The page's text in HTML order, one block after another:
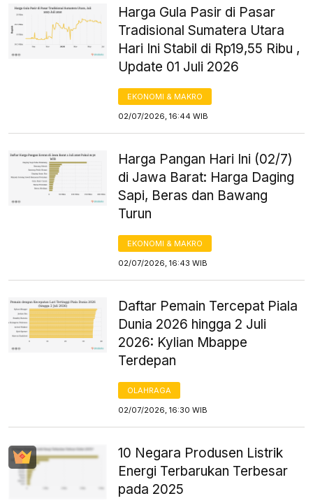
Harga Gula Pasir di Pasar
Tradisional Sumatera Utara
Hari Ini Stabil di Rp19,55 Ribu ,
Update 01 Juli 2026
EKONOMI & MAKRO
02/07/2026, 16:44 WIB
Harga Pangan Hari Ini (02/7)
di Jawa Barat: Harga Daging
Sapi, Beras dan Bawang
Turun
EKONOMI & MAKRO
02/07/2026, 16:43 WIB
Daftar Pemain Tercepat Piala
Dunia 2026 hingga 2 Juli
2026: Kylian Mbappe
Terdepan
OLAHRAGA
02/07/2026, 16:30 WIB
10 Negara Produsen Listrik
Energi Terbarukan Terbesar
pada 2025